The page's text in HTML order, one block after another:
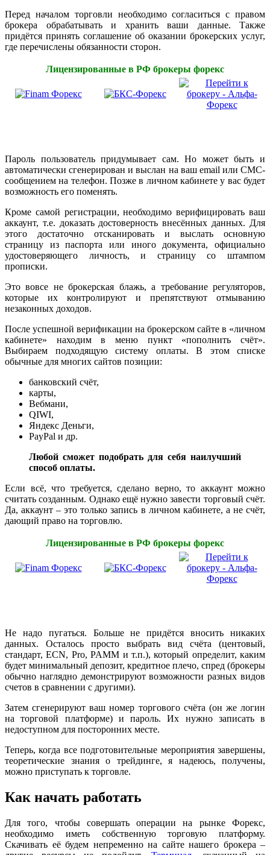
Перед началом торговли необходимо согласиться с правом
брокера обрабатывать и хранить ваши данные. Также
придётся принять соглашение об оказании брокерских услуг,
где перечислены обязанности сторон.
Лицензированные в РФ брокеры форекс
Пароль пользователь придумывает сам. Но может быть и
автоматически сгенерирован и выслан на ваш email или СМС-
сообщением на телефон. Позже в личном кабинете у вас будет
возможность его поменять.
Кроме самой регистрации, необходимо верифицировать ваш
аккаунт, т.е. доказать достоверность внесённых данных. Для
этого достаточно отсканировать и выслать основную
страницу из паспорта или иного документа, официально
удостоверяющего личность, и страницу со штампом
прописки.
Это вовсе не брокерская блажь, а требование регуляторов,
которые их контролируют и препятствуют отмыванию
незаконных доходов.
После успешной верификации на брокерском сайте в «личном
кабинете» находим в меню пункт «пополнить счёт».
Выбираем подходящую систему оплаты. В этом списке
обычные для многих сайтов позиции:
банковский счёт,
карты,
Вебмани,
QIWI,
Яндекс Деньги,
PayPal и др.
Любой сможет подобрать для себя наилучший
способ оплаты.
Если всё, что требуется, сделано верно, то аккаунт можно
считать созданным. Однако ещё нужно завести торговый счёт.
Да, аккаунт – это только запись в личном кабинете, а не счёт,
дающий право на торговлю.
Лицензированные в РФ брокеры форекс
Не надо пугаться. Больше не придётся вносить никаких
данных. Осталось просто выбрать вид счёта (центовый,
стандарт, ECN, Pro, PAMM и т.п.), который определит, каким
будет минимальный депозит, кредитное плечо, спред (брокеры
обычно наглядно демонстрируют возможности разных видов
счетов в сравнении с другими).
Затем сгенерируют ваш номер торгового счёта (он же логин
на торговой платформе) и пароль. Их нужно записать в
недоступном для посторонних месте.
Теперь, когда все подготовительные мероприятия завершены,
теоретические знания о трейдинге, я надеюсь, получены,
можно приступать к торговле.
Как начать работать
Для того, чтобы совершать операции на рынке Форекс,
необходимо иметь собственную торговую платформу.
Скачивать её будем непременно на сайте нашего брокера –